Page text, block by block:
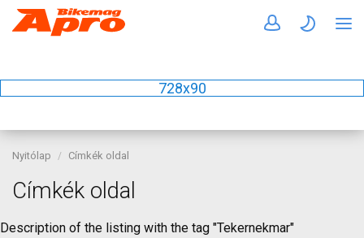
728x90
Nyitólap Címkék oldal
Címkék oldal
Description of the listing with the tag "Tekernekmar"